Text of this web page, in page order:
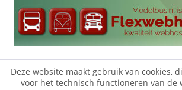
Deze website maakt gebruik van cookies,
voor het technisch functioneren van de